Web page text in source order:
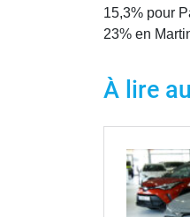
15,3% pour
23% en
À lire